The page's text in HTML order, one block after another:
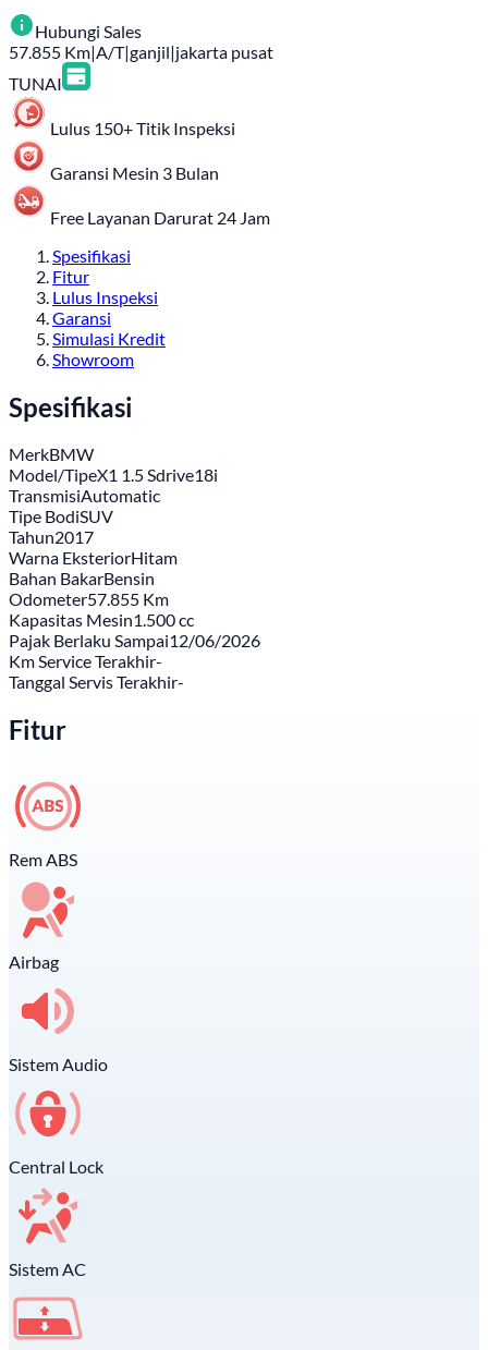
Hubungi Sales
57.855 Km|A/T|ganjil|jakarta pusat
TUNAI
Lulus 150+ Titik Inspeksi
Garansi Mesin 3 Bulan
Free Layanan Darurat 24 Jam
Spesifikasi
Fitur
Lulus Inspeksi
Garansi
Simulasi Kredit
Showroom
Spesifikasi
MerkBMW
Model/TipeX1 1.5 Sdrive18i
TransmisiAutomatic
Tipe BodiSUV
Tahun2017
Warna EksteriorHitam
Bahan BakarBensin
Odometer57.855 Km
Kapasitas Mesin1.500 cc
Pajak Berlaku Sampai12/06/2026
Km Service Terakhir-
Tanggal Servis Terakhir-
Fitur
Rem ABS
Airbag
Sistem Audio
Central Lock
Sistem AC